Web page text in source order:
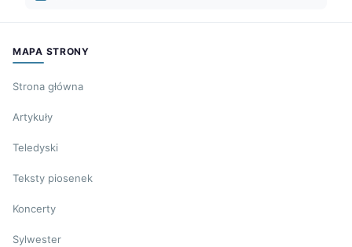
MAPA STRONY
Strona główna
Artykuły
Teledyski
Teksty piosenek
Koncerty
Sylwester